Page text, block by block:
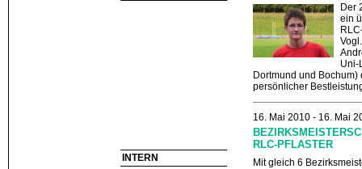
INTERN
Der
ein
Uni-
Dortmund und
persönlicher
16. Mai 2010 - 16. Mai
RLC-PFLASTER
Mit gleich 6